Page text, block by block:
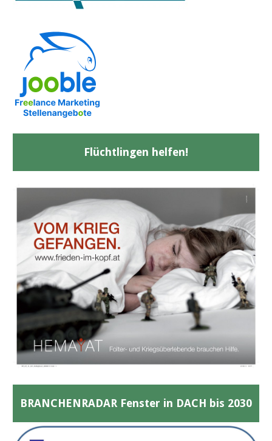
Flüchtlingen helfen!
BRANCHENRADAR Fenster in DACH bis 2030